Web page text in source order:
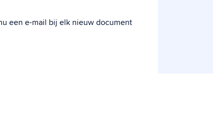
een e-mail bij elk nieuw document